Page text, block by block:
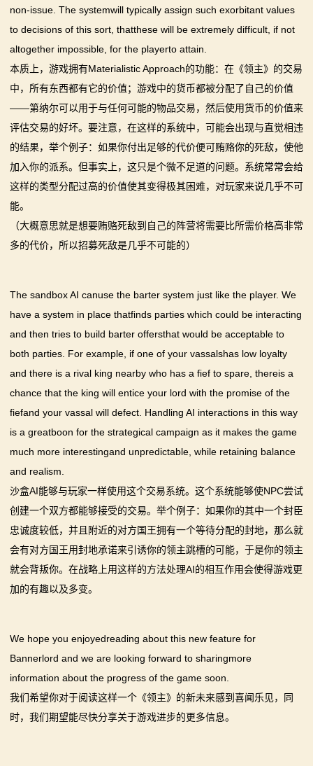
non-issue. The systemwill typically assign such exorbitant values
to decisions of this sort, thatthese will be extremely difficult, if not
altogether impossible, for the playerto attain.
本质上，游戏拥有Materialistic Approach的功能：在《领主》的交易
中，所有东西都有它的价值；游戏中的货币都被分配了自己的价值
——第纳尔可以用于与任何可能的物品交易，然后使用货币的价值来
评估交易的好坏。要注意，在这样的系统中，可能会出现与直觉相违
的结果，举个例子：如果你付出足够的代价便可贿赂你的死敌，使他
加入你的派系。但事实上，这只是个微不足道的问题。系统常常会给
这样的类型分配过高的价值使其变得极其困难，对玩家来说几乎不可
能。
（大概意思就是想要贿赂死敌到自己的阵营将需要比所需价格高非常
多的代价，所以招募死敌是几乎不可能的）
The sandbox AI canuse the barter system just like the player. We
have a system in place thatfinds parties which could be interacting
and then tries to build barter offersthat would be acceptable to
both parties. For example, if one of your vassalshas low loyalty
and there is a rival king nearby who has a fief to spare, thereis a
chance that the king will entice your lord with the promise of the
fiefand your vassal will defect. Handling AI interactions in this way
is a greatboon for the strategical campaign as it makes the game
much more interestingand unpredictable, while retaining balance
and realism.
沙盒AI能够与玩家一样使用这个交易系统。这个系统能够使NPC尝试
创建一个双方都能够接受的交易。举个例子：如果你的其中一个封臣
忠诚度较低，并且附近的对方国王拥有一个等待分配的封地，那么就
会有对方国王用封地承诺来引诱你的领主跳槽的可能，于是你的领主
就会背叛你。在战略上用这样的方法处理AI的相互作用会使得游戏更
加的有趣以及多变。
We hope you enjoyedreading about this new feature for
Bannerlord and we are looking forward to sharingmore
information about the progress of the game soon.
我们希望你对于阅读这样一个《领主》的新未来感到喜闻乐见，同
时，我们期望能尽快分享关于游戏进步的更多信息。